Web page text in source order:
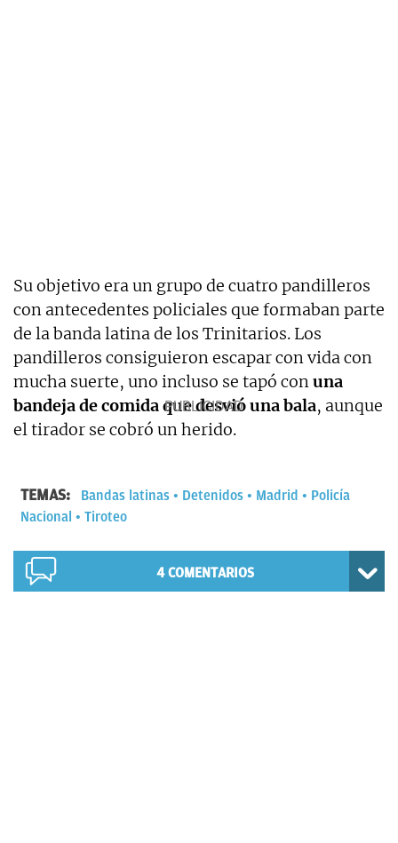
Su objetivo era un grupo de cuatro pandilleros
con antecedentes policiales que formaban parte
de la banda latina de los Trinitarios. Los
pandilleros consiguieron escapar con vida con
mucha suerte, uno incluso se tapó conuna
bandeja de comida que desvió una bala, aunque
el tirador se cobró un herido.
TEMAS: Bandas latinas Detenidos Madrid
Policía
Nacional
Tiroteo
4COMENTARIOS